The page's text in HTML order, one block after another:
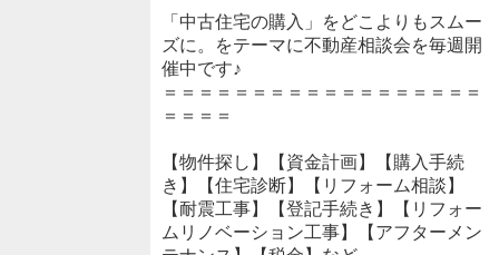
「中古住宅の購入」をどこよりもスムー
ズに。をテーマに不動産相談会を毎週開
催中です♪
＝＝＝＝＝＝＝＝＝＝＝＝＝＝＝＝＝＝
＝＝＝＝
【物件探し】【資金計画】【購入手続
き】【住宅診断】【リフォーム相談】
【耐震工事】【登記手続き】【リフォー
ムリノベーション工事】【アフターメン